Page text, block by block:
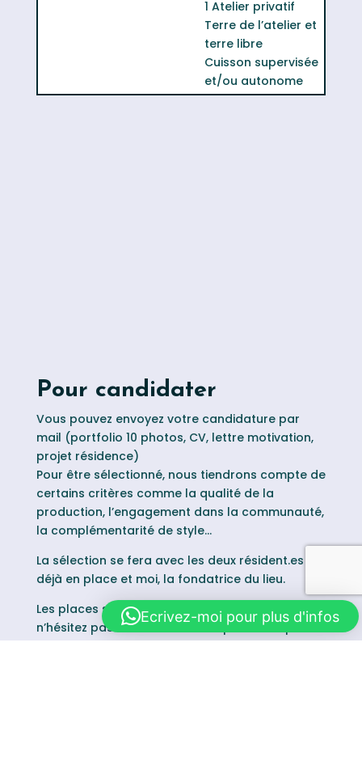
1 Atelier privatif
Terre de l’atelier et
terre libre
Cuisson supervisée
et/ou autonome
Pour candidater
Vous pouvez envoyez votre candidature par
mail (portfolio 10 photos, CV, lettre motivation,
projet résidence)
Pour être sélectionné, nous tiendrons compte de
certains critères comme la qualité de la
production, l’engagement dans la communauté,
la complémentarité de style…
La sélection se fera avec les deux résident.es
déjà en place et moi, la fondatrice du lieu.
Les places sont actuellement pourvues mais
n’hésitez pas a nous contacter pour faire partie
de la liste d’attente.
Ecrivez-moi pour plus d'infos